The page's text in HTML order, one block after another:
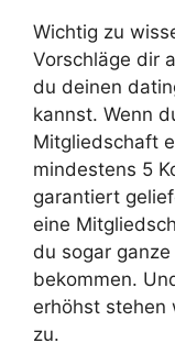
Wichtig zu
Vorschläge dir
du deinen
kannst. Wenn
Mitgliedschaft
mindestens 5
garantiert
eine
du sogar
bekommen.
erhöhst stehen
zu.